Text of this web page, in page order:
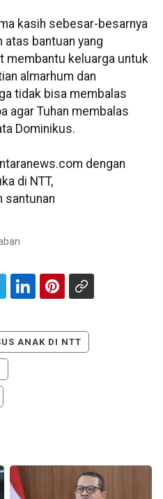
kasih sebesar-besarnya
bantuan yang
membantu keluarga untuk
almarhum dan
tidak bisa membalas
agar Tuhan membalas
Dominikus.
dengan
di NTT,
santunan
ANAK DI NTT